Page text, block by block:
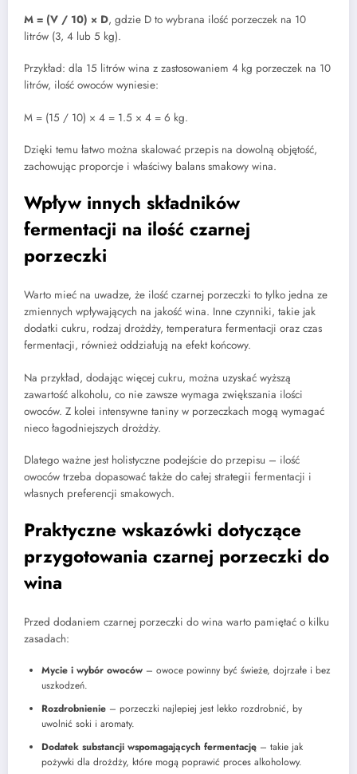
M = (V / 10) × D, gdzie D to wybrana ilość porzeczek na 10
litrów (3, 4 lub 5 kg).
Przykład: dla 15 litrów wina z zastosowaniem 4 kg porzeczek na 10
litrów, ilość owoców wyniesie:
M = (15 / 10) × 4 = 1.5 × 4 = 6 kg.
Dzięki temu łatwo można skalować przepis na dowolną objętość,
zachowując proporcje i właściwy balans smakowy wina.
Wpływ innych składników
fermentacji na ilość czarnej
porzeczki
Warto mieć na uwadze, że ilość czarnej porzeczki to tylko jedna ze
zmiennych wpływających na jakość wina. Inne czynniki, takie jak
dodatki cukru, rodzaj drożdży, temperatura fermentacji oraz czas
fermentacji, również oddziałują na efekt końcowy.
Na przykład, dodając więcej cukru, można uzyskać wyższą
zawartość alkoholu, co nie zawsze wymaga zwiększania ilości
owoców. Z kolei intensywne taniny w porzeczkach mogą wymagać
nieco łagodniejszych drożdży.
Dlatego ważne jest holistyczne podejście do przepisu – ilość
owoców trzeba dopasować także do całej strategii fermentacji i
własnych preferencji smakowych.
Praktyczne wskazówki dotyczące
przygotowania czarnej porzeczki do
wina
Przed dodaniem czarnej porzeczki do wina warto pamiętać o kilku
zasadach:
Mycie i wybór owoców – owoce powinny być świeże, dojrzałe i bez
uszkodzeń.
Rozdrobnienie – porzeczki najlepiej jest lekko rozdrobnić, by
uwolnić soki i aromaty.
Dodatek substancji wspomagających fermentację – takie jak
pożywki dla drożdży, które mogą poprawić proces alkoholowy.